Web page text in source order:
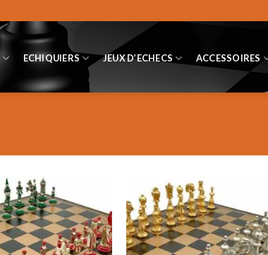
ECHIQUIERS JEUX D’ECHECS ACCESSOIRES